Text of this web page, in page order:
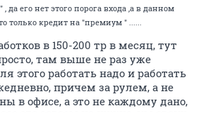
да его нет этого порога входа ,а в данном
только кредит на "премиум " ......
в 150-200 тр в месяц, тут
там выше не раз уже
этого работать надо и работать
причем за рулем, а не
в офисе, а это не каждому дано,